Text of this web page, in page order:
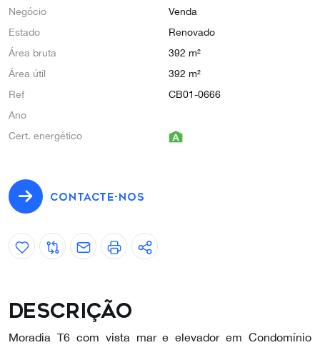
Negócio
Venda
Estado
Renovado
Área bruta
392 m²
Área útil
392 m²
Ref
CB01-0666
Ano
Cert. energético
CONTACTE-NOS
Descrição
Moradia T6 com vista mar e elevador em Condomínio